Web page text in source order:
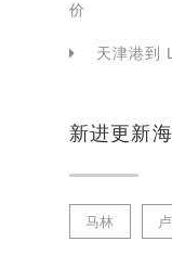
价
天津港到
新进更新
马林